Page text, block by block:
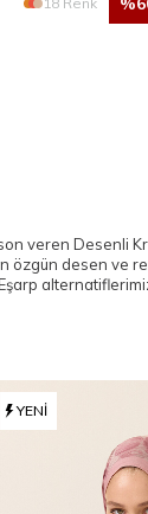
veren Desenli
özgün desen ve
YENI